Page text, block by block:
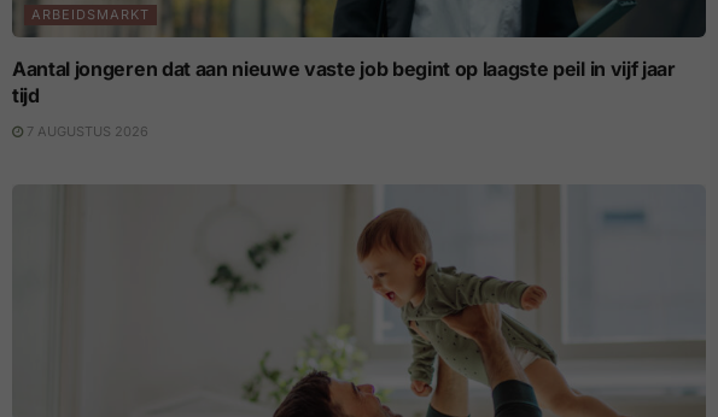
ARBEIDSMARKT
Aantal jongeren dat aan nieuwe vaste job begint op laagste peil in vijf jaar
tijd
7 AUGUSTUS 2026